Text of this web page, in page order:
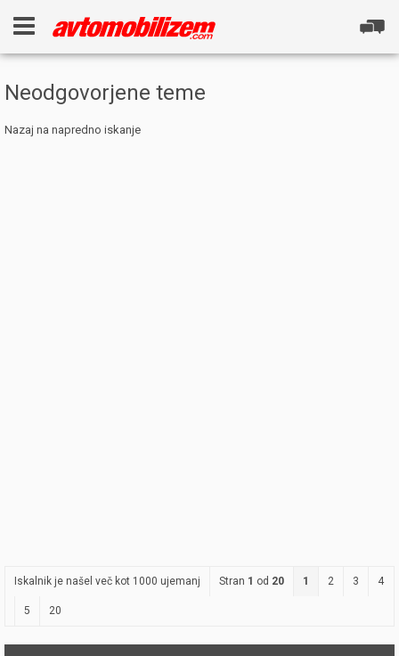
Neodgovorjene teme
Nazaj na napredno iskanje
Iskalnik je našel več kot 1000 ujemanj Stran 1 od 20 1 2 3 4
5 20